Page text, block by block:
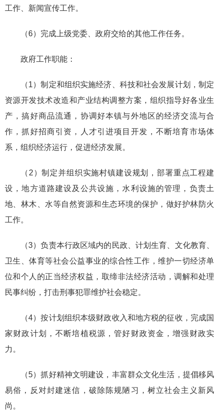
工作、新闻宣传工作。
（6）完成上级党委、政府交给的其他工作任务。
政府工作职能：
（1）制定和组织实施经济、科技和社会发展计划，制定
资源开发技术改造和产业结构调整方案，组织指导好各业生
产，搞好商品流通，协调好本镇与外地区的经济交流与合
作，抓好招商引资，人才引进项目开发，不断培育市场体
系，组织经济运行，促进经济发展。
（2）制定并组织实施村镇建设规划，部署重点工程建
设，地方道路建设及公共设施，水利设施的管理，负责土
地、林木、水等自然资源和生态环境的保护，做好护林防火
工作。
（3）负责本行政区域内的民政、计划生育、文化教育、
卫生、体育等社会公益事业的综合性工作，维护一切经济单
位和个人的正当经济权益，取缔非法经济活动，调解和处理
民事纠纷，打击刑事犯罪维护社会稳定。
（4）按计划组织本级财政收入和地方税的征收，完成国
家财政计划，不断培植税源，管好财政资金，增强财政实
力。
（5）抓好精神文明建设，丰富群众文化生活，提倡移风
易俗，反对封建迷信，破除陈规陋习，树立社会主义新风
尚。